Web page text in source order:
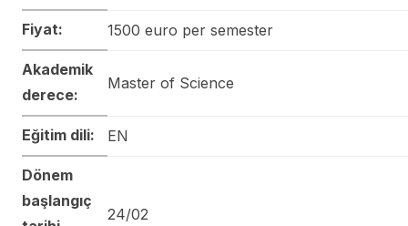
Fiyat: 1500 euro per semester
Akademik
derece:
Master of Science
Eğitim dili: EN
Dönem
başlangıç
24/02